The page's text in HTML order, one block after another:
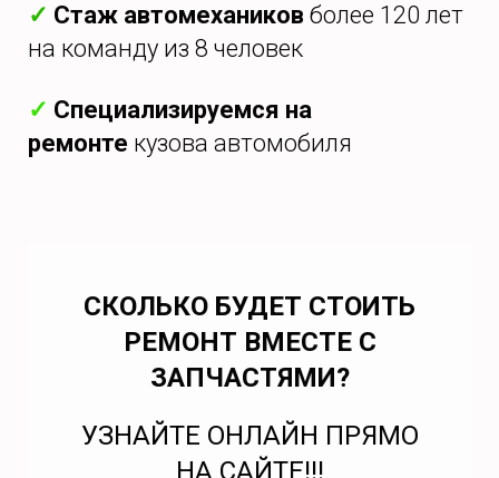
✓ Стаж автомехаников более 120 лет
на команду из 8 человек
✓ Специализируемся на
ремонте кузова автомобиля
СКОЛЬКО БУДЕТ СТОИТЬ
РЕМОНТ ВМЕСТЕ С
ЗАПЧАСТЯМИ?
УЗНАЙТЕ ОНЛАЙН ПРЯМО
НА САЙТЕ!!!